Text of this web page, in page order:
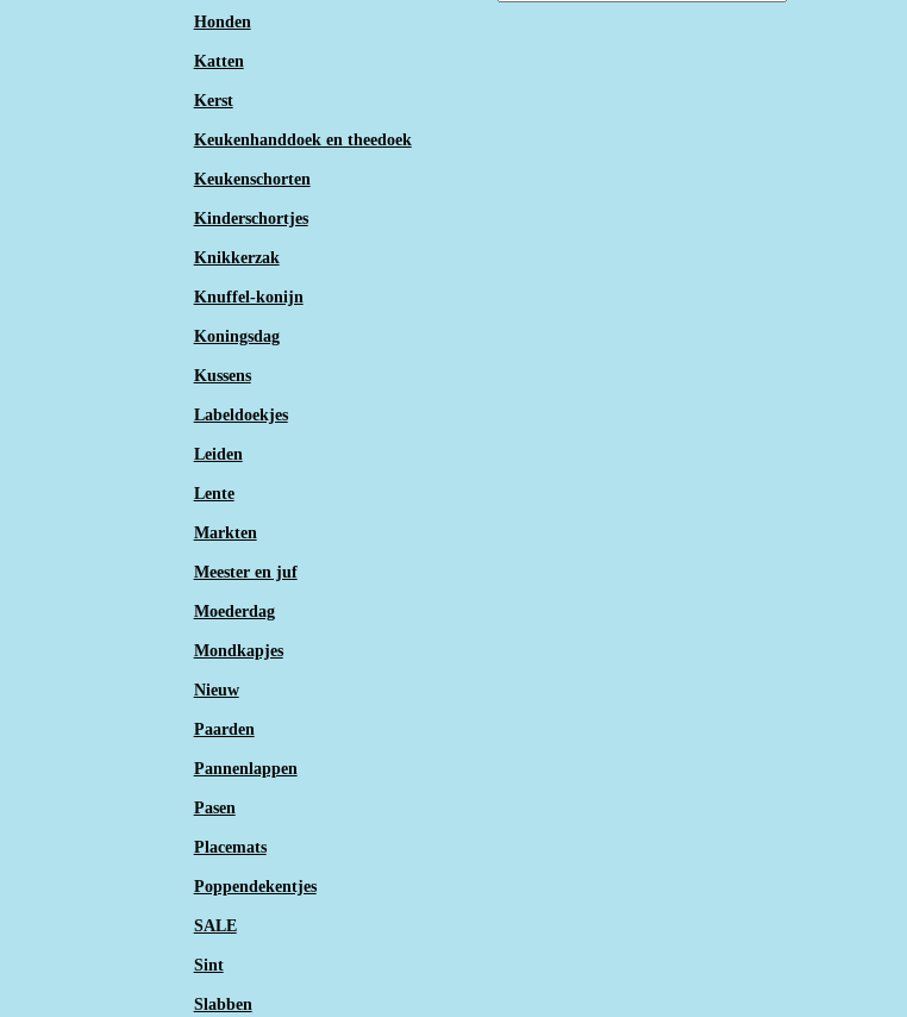
Honden
Katten
Kerst
Keukenhanddoek en theedoek
Keukenschorten
Kinderschortjes
Knikkerzak
Knuffel-konijn
Koningsdag
Kussens
Labeldoekjes
Leiden
Lente
Markten
Meester en juf
Moederdag
Mondkapjes
Nieuw
Paarden
Pannenlappen
Pasen
Placemats
Poppendekentjes
SALE
Sint
Slabben